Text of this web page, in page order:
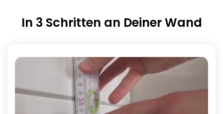
In 3 Schritten an Deiner Wand